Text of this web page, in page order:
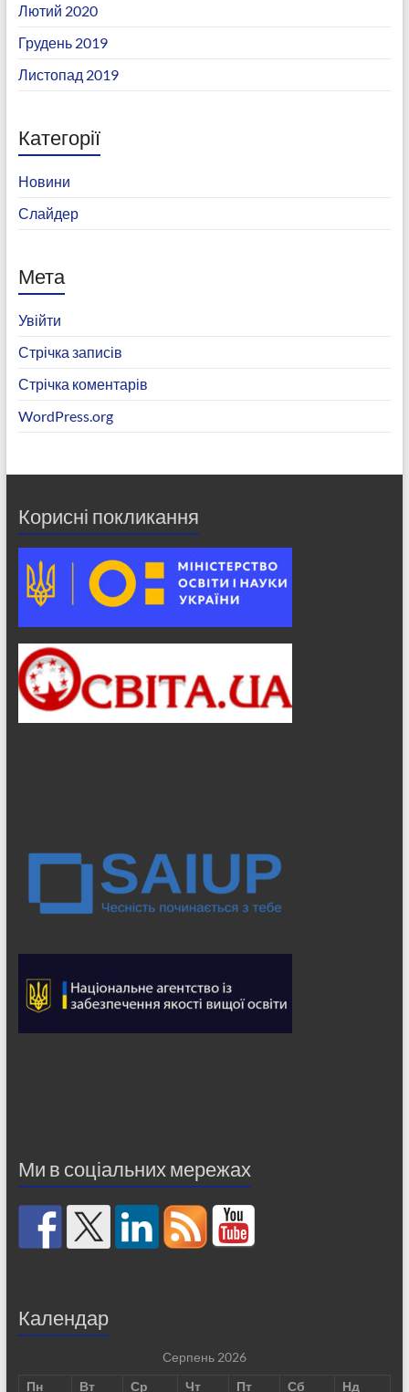
Лютий 2020
Грудень 2019
Листопад 2019
Категорії
Новини
Слайдер
Мета
Увійти
Стрічка записів
Стрічка коментарів
WordPress.org
Корисні покликання
Ми в соціальних мережах
Календар
Серпень 2026
Пн
Вт Ср Чт Пт Сб Нд